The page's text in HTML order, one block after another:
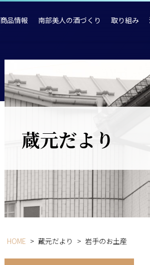
商品情報 南部美人の酒づくり 取り組み
蔵元だより
HOME > 蔵元だより > 岩手のお土産